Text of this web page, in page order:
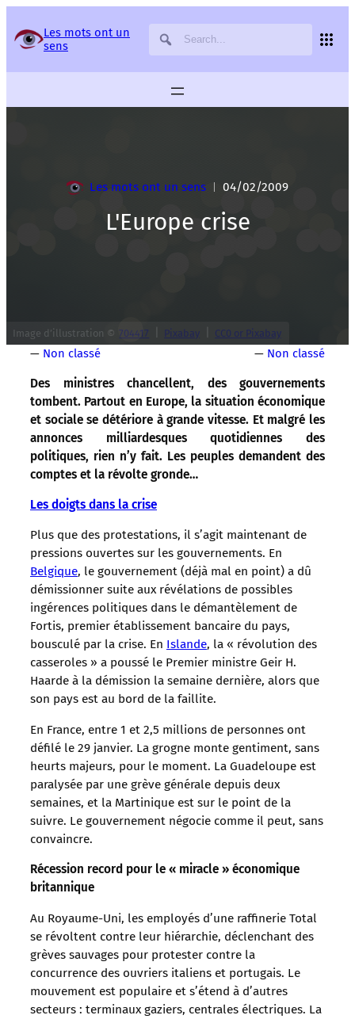
Les mots ont un
sens
Les mots ont un sens 04/02/2009
L'Europe crise
Image d’illustration © 704417 Pixabay CC0 or Pixabay
— Non classé — Non classé
Des ministres chancellent, des gouvernements
tombent. Partout en Europe, la situation économique
et sociale se détériore à grande vitesse. Et malgré les
annonces milliardesques quotidiennes des
politiques, rien n’y fait. Les peuples demandent des
comptes et la révolte gronde…
Les doigts dans la crise
Plus que des protestations, il s’agit maintenant de
pressions ouvertes sur les gouvernements. En
Belgique, le gouvernement (déjà mal en point) a dû
démissionner suite aux révélations de possibles
ingérences politiques dans le démantèlement de
Fortis, premier établissement bancaire du pays,
bousculé par la crise. En Islande, la « révolution des
casseroles » a poussé le Premier ministre Geir H.
Haarde à la démission la semaine dernière, alors que
son pays est au bord de la faillite.
En France, entre 1 et 2,5 millions de personnes ont
défilé le 29 janvier. La grogne monte gentiment, sans
heurts majeurs, pour le moment. La Guadeloupe est
paralysée par une grève générale depuis deux
semaines, et la Martinique est sur le point de la
suivre. Le gouvernement négocie comme il peut, sans
convaincre.
Récession record pour le « miracle » économique
britannique
Au Royaume-Uni, les employés d’une raffinerie Total
se révoltent contre leur hiérarchie, déclenchant des
grèves sauvages pour protester contre la
concurrence des ouvriers italiens et portugais. Le
mouvement est populaire et s’étend à d’autres
secteurs : terminaux gaziers, centrales électriques. La
Panneau de gestion des services